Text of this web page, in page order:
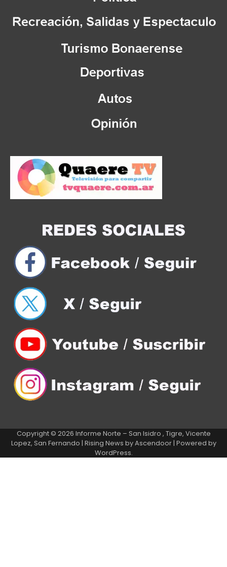
Copyright © 2026 Informe Norte – San Isidro , Tigre, Vicente
Lopez, San Fernando | Rising News byAscendoor| Powered by
WordPress.